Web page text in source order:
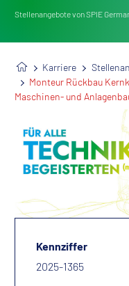
Stellenangebote von SPIE
Karriere
Monteur Rückbau
Maschinen- und
Kennziffer
2025-1365